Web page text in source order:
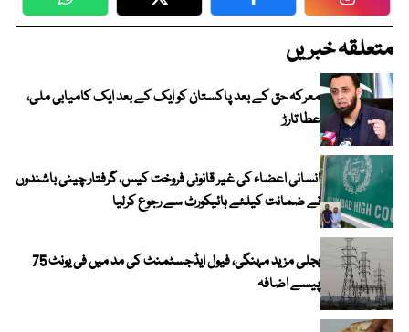
WhatsApp Twitter Facebook
متعلقہ خبریں
معرکہ حق کے بعد پاکستان کو ایک کے بعد ایک کامیابی ملی،
عطا تارڑ
انسانی اعضاء کی غیر قانونی فروخت کیس، گرفتار چینی باشندوں
نے ضمانت کیلئے ہائیکورٹ سے رجوع کرلیا
بجلی مزید مہنگی، فیول ایڈجسٹمنٹ کی مد میں فی یونٹ 75
پیسے اضافہ